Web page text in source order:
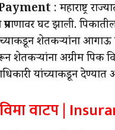
: महाराष्ट्र
घट झाली.
शेतकऱ्यांना
शेतकऱ्यांना अग्रीम पिक
यांच्याकडून
वाटप |